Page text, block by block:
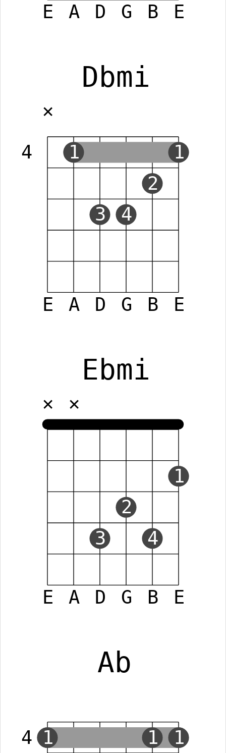
E A D G B E
Dbmi
4
E A D G B E
✕
1
3 4
2
1
Ebmi
E A D G B E
✕ ✕
3
2
4
1
Ab
4 1 1 1